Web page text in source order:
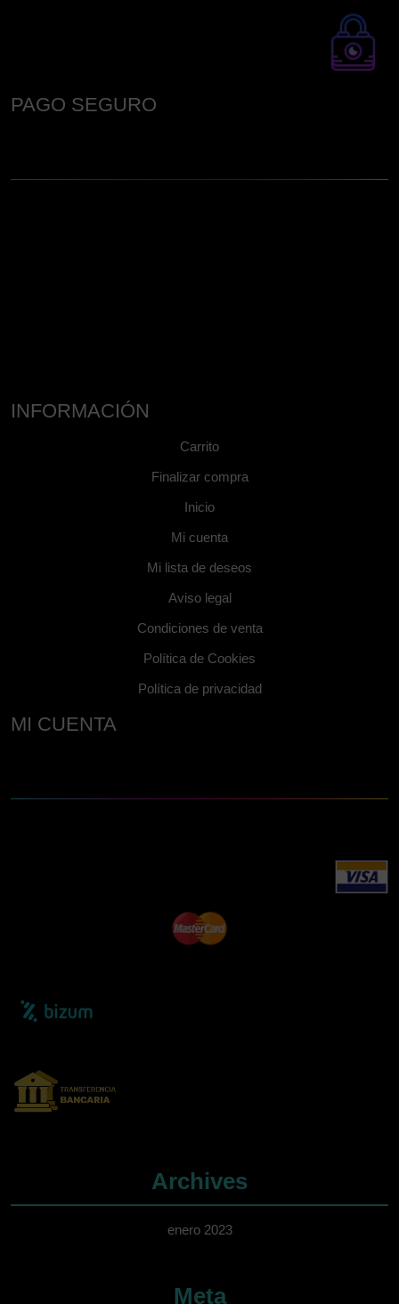
PAGO SEGURO
INFORMACIÓN
Carrito
Finalizar compra
Inicio
Mi cuenta
Mi lista de deseos
Aviso legal
Condiciones de venta
Política de Cookies
Política de privacidad
MI CUENTA
Archives
enero 2023
Meta